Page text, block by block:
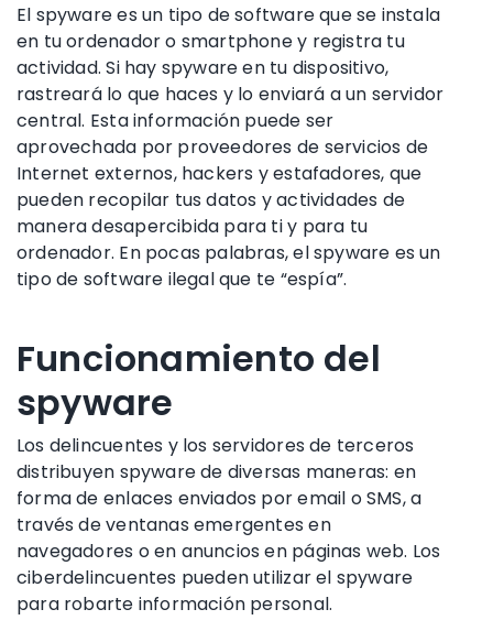
El spyware es un tipo de software que se instala
en tu ordenador o smartphone y registra tu
actividad. Si hay spyware en tu dispositivo,
rastreará lo que haces y lo enviará a un servidor
central. Esta información puede ser
aprovechada por proveedores de servicios de
Internet externos, hackers y estafadores, que
pueden recopilar tus datos y actividades de
manera desapercibida para ti y para tu
ordenador. En pocas palabras, el spyware es un
tipo de software ilegal que te “espía”.
Funcionamiento del
spyware
Los delincuentes y los servidores de terceros
distribuyen spyware de diversas maneras: en
forma de enlaces enviados por email o SMS, a
través de ventanas emergentes en
navegadores o en anuncios en páginas web. Los
ciberdelincuentes pueden utilizar el spyware
para robarte información personal.